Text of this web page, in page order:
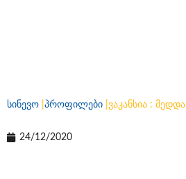
სინევო პროფილები ვაკანსია : მედდა
24/12/2020